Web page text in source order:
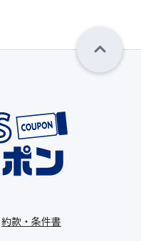
約款・条件書